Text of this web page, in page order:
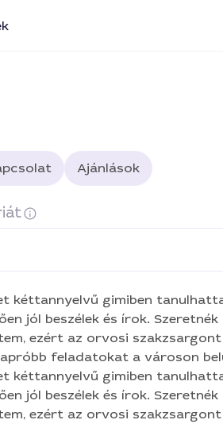
Ajánlások
munka (Excel, Word stb.)
terjesztése Hostess
Iskolai korrepetálás
Háziállat gondozása
kéttannyelvű gimiben
jól beszélek és írok. Szeretnék
ezért az orvosi
apróbb feladatokat a városon
kéttannyelvű gimiben
jól beszélek és írok. Szeretnék
ezért az orvosi